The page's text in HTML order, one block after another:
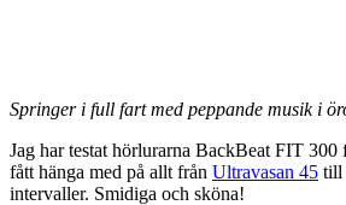
Springer i full fart med peppande musik i
Jag har testat hörlurarna BackBeat FIT 300
fått hänga med på allt från Ultravasan 45 till
intervaller. Smidiga och sköna!